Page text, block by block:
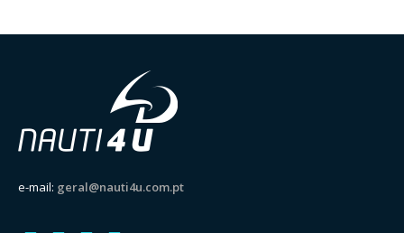
e-mail: geral@nauti4u.com.pt